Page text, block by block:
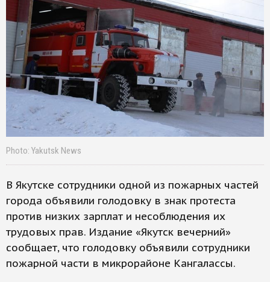
Photo: Yakutsk News
В Якутске сотрудники одной из пожарных частей
города объявили голодовку в знак протеста
против низких зарплат и несоблюдения их
трудовых прав. Издание «Якутск вечерний»
сообщает, что голодовку объявили сотрудники
пожарной части в микрорайоне Кангалассы.